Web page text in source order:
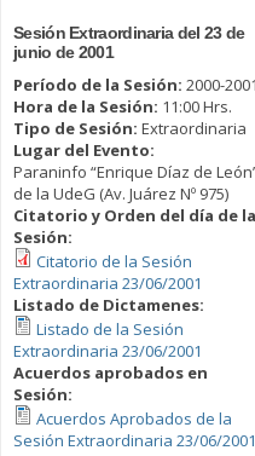
Sesión Extraordinaria del 23 de
junio de 2001
Período de la Sesión: 2000-2001
Hora de la Sesión: 11:00 Hrs.
Tipo de Sesión: Extraordinaria
Lugar del Evento:
Paraninfo “Enrique Díaz de
de la UdeG (Av. Juárez Nº 975)
Citatorio y Orden del día de la
Sesión:
Citatorio de la Sesión
Extraordinaria 23/06/2001
Listado de Dictamenes:
Listado de la Sesión
Extraordinaria 23/06/2001
Acuerdos aprobados en
Sesión:
Acuerdos Aprobados de la
Sesión Extraordinaria 23/06/2001